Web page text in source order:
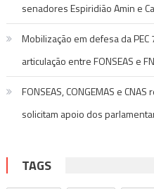
senadores Espiridião Amin e
Mobilização em defesa da
articulação entre FONSEAS e
FONSEAS, CONGEMAS e
solicitam apoio dos
TAGS